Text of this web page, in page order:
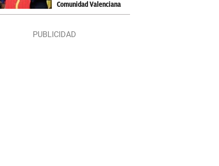
Comunidad Valenciana